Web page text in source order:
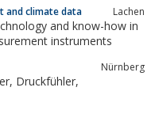
and climate data Lachen
and know-how in
instruments
Nürnberg